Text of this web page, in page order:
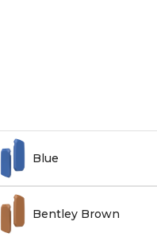
Blue
Bentley Brown